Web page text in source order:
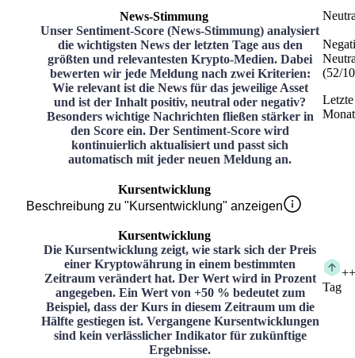
News-Stimmung
Unser Sentiment-Score (News-Stimmung) analysiert
die wichtigsten News der letzten Tage aus den
größten und relevantesten Krypto-Medien. Dabei
bewerten wir jede Meldung nach zwei Kriterien:
Wie relevant ist die News für das jeweilige Asset
und ist der Inhalt positiv, neutral oder negativ?
Besonders wichtige Nachrichten fließen stärker in
den Score ein. Der Sentiment-Score wird
kontinuierlich aktualisiert und passt sich
automatisch mit jeder neuen Meldung an.
(52/
Kursentwicklung
Beschreibung zu "Kursentwicklung" anzeigen
Kursentwicklung
Die Kursentwicklung zeigt, wie stark sich der Preis
einer Kryptowährung in einem bestimmten
Zeitraum verändert hat. Der Wert wird in Prozent
angegeben. Ein Wert von +50 % bedeutet zum
Beispiel, dass der Kurs in diesem Zeitraum um die
Hälfte gestiegen ist. Vergangene Kursentwicklungen
sind kein verlässlicher Indikator für zukünftige
Ergebnisse.
+
Tag